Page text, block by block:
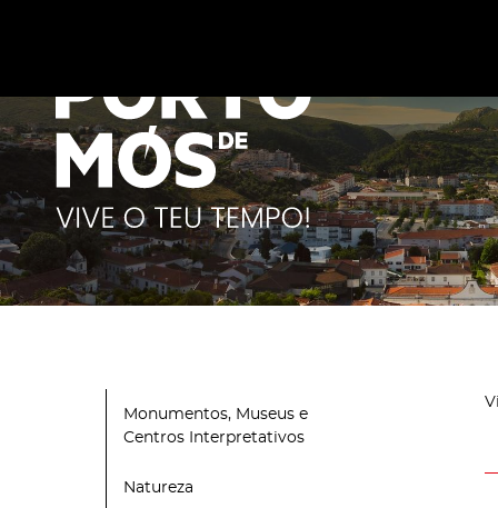
Monumentos, Museus e
Centros Interpretativos
Natureza